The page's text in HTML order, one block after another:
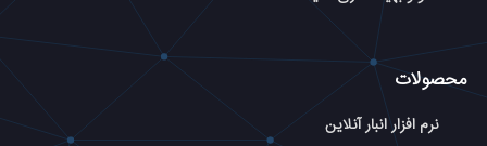
محصولات
نرم افزار انبار آنلاین